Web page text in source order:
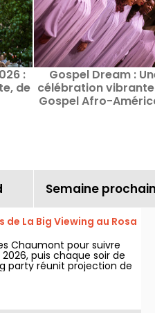
:
de
Gospel Dream :
célébration
Gospel Afro-
Semaine
La Big Viewing au Rosa
Chaumont pour suivre
puis chaque soir de
party réunit projection de